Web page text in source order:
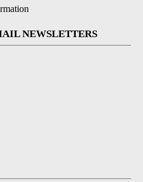
NEWSLETTERS